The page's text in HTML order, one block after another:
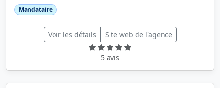
Mandataire
Voir les détails Site web de l'agence
5 avis